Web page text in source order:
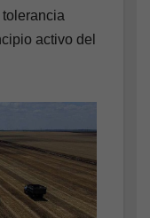
activo del